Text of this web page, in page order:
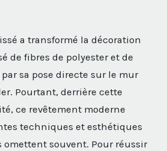
a transformé la décoration
de fibres de polyester et de
sa pose directe sur le mur
Pourtant, derrière cette
ce revêtement moderne
techniques et esthétiques
omettent souvent. Pour réussir